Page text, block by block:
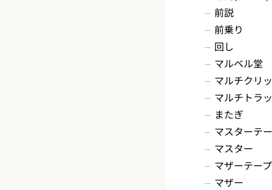
前説
前乗り
回し
マルベル堂
マルチクリ
マルチトラ
またぎ
マスターテ
マスター
マザーテープ
マザー